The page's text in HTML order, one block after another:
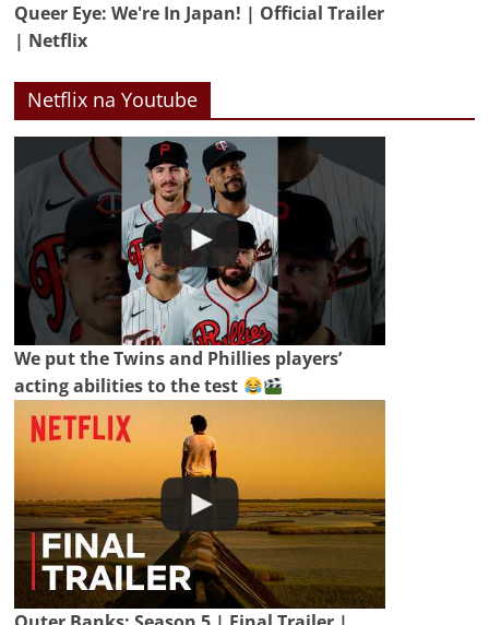
Queer Eye: We're In Japan! | Official Trailer
| Netflix
Netflix na Youtube
We put the Twins and Phillies players’
acting abilities to the test